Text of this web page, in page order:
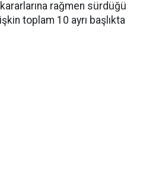
rağmen sürdüğü
toplam 10 ayrı başlıkta